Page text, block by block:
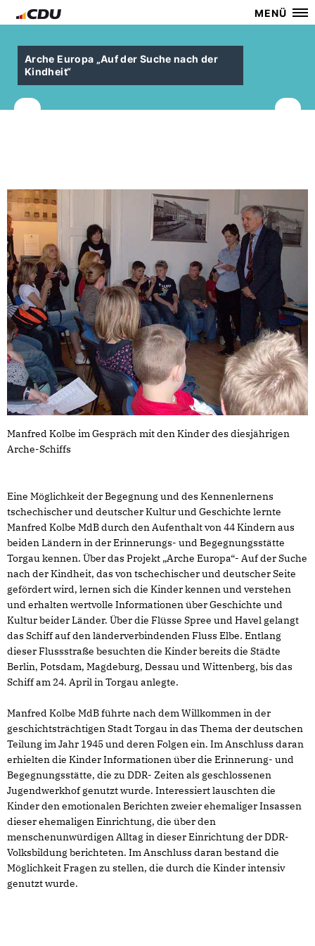
MENÜ
Arche Europa „Auf der Suche nach der
Kindheit“
Manfred Kolbe im Gespräch mit den Kinder des diesjährigen
Arche-Schiffs
Eine Möglichkeit der Begegnung und des Kennenlernens
tschechischer und deutscher Kultur und Geschichte lernte
Manfred Kolbe MdB durch den Aufenthalt von 44 Kindern aus
beiden Ländern in der Erinnerungs- und Begegnungsstätte
Torgau kennen. Über das Projekt „Arche Europa“- Auf der Suche
nach der Kindheit, das von tschechischer und deutscher Seite
gefördert wird, lernen sich die Kinder kennen und verstehen
und erhalten wertvolle Informationen über Geschichte und
Kultur beider Länder. Über die Flüsse Spree und Havel gelangt
das Schiff auf den länderverbindenden Fluss Elbe. Entlang
dieser Flussstraße besuchten die Kinder bereits die Städte
Berlin, Potsdam, Magdeburg, Dessau und Wittenberg, bis das
Schiff am 24. April in Torgau anlegte.
Manfred Kolbe MdB führte nach dem Willkommen in der
geschichtsträchtigen Stadt Torgau in das Thema der deutschen
Teilung im Jahr 1945 und deren Folgen ein. Im Anschluss daran
erhielten die Kinder Informationen über die Erinnerung- und
Begegnungsstätte, die zu DDR- Zeiten als geschlossenen
Jugendwerkhof genutzt wurde. Interessiert lauschten die
Kinder den emotionalen Berichten zweier ehemaliger Insassen
dieser ehemaligen Einrichtung, die über den
menschenunwürdigen Alltag in dieser Einrichtung der DDR-
Volksbildung berichteten. Im Anschluss daran bestand die
Möglichkeit Fragen zu stellen, die durch die Kinder intensiv
genutzt wurde.